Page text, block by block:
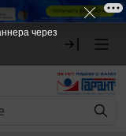
через